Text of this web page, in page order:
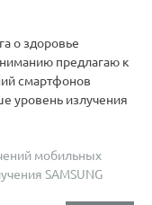
о здоровье
предлагаю к
смартфонов
уровень излучения
мобильных
SAMSUNG